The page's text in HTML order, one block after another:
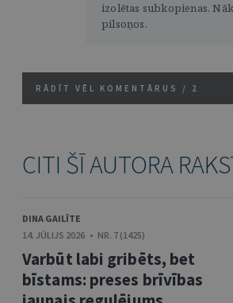
izolētas subkopienas.
pilsoņos.
RĀDĪT VĒL KOMENTĀRUS / 2
CITI ŠĪ AUTORA
DINA GAILĪTE
14. JŪLIJS 2026 • NR. 7 (1425)
Varbūt labi gribēts, bet
bīstams: preses brīvības